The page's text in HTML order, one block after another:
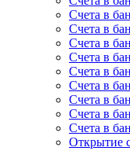
Счета в
Счета в
Счета в
Счета в
Счета в
Счета в
Счета в
Счета в
Счета в
Открытие